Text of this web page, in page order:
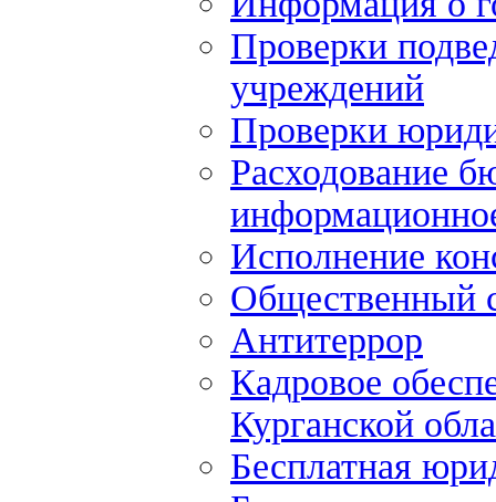
Проверки
учреждений
Проверки
Расходование
Исполнение
Общественный
Антитеррор
Кадровое
Курганской
Бесплатная